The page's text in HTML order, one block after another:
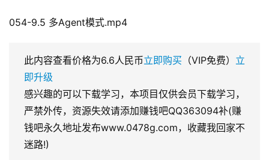
054-9.5 多Agent模式.mp4
此内容查看价格为6.6人民币立即购买 （VIP免费） 立
即升级
感兴趣的可以下载学习，本项目仅供会员下载学习，
严禁外传，资源失效请添加赚钱吧QQ363094补(赚
钱吧永久地址发布www.0478g.com，收藏我回家不
迷路!)